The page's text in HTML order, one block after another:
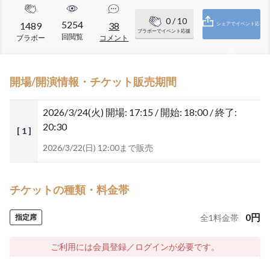
1489
ブラボー
5254
回閲覧
38
コメント
0/ 10
ブラボーでイベント応援
シェアでイベント応
開場/開演情報・チケット販売期間
[ 1 ]
2026/3/24(火) 開場: 17:15 / 開始: 18:00 / 終了:
20:30
2026/3/22(日) 12:00まで販売
チケットの種類・料金帯
指定席 全1料金帯 0円
ご利用には会員登録／ログインが必要です。